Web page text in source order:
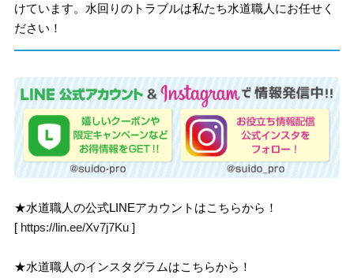
けています。水回りのトラブルは私たち水道職人にお任せく
ださい！
★水道職人の公式LINEアカウントはこちらから！
[ https://lin.ee/Xv7j7Ku ]
★水道職人のインスタグラムはこちらから！